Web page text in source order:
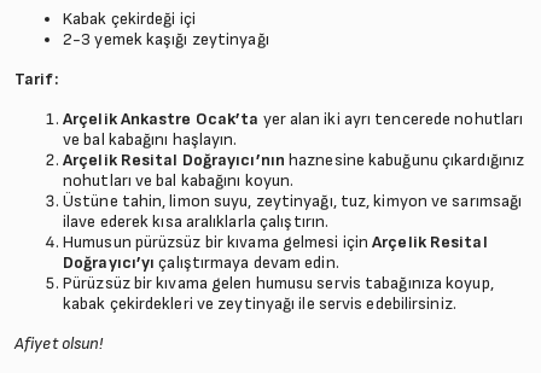
Kabak çekirdeği içi
2-3 yemek kaşığı zeytinyağı
Tarif:
Arçelik Ankastre Ocak’ta yer alan iki ayrı tencerede nohutları
ve bal kabağını haşlayın.
Arçelik Resital Doğrayıcı’nın haznesine kabuğunu çıkardığınız
nohutları ve bal kabağını koyun.
Üstüne tahin, limon suyu, zeytinyağı, tuz, kimyon ve sarımsağı
ilave ederek kısa aralıklarla çalıştırın.
Humusun pürüzsüz bir kıvama gelmesi içinArçelik Resital
Doğrayıcı’yı çalıştırmaya devam edin.
Pürüzsüz bir kıvama gelen humusu servis tabağınıza koyup,
kabak çekirdekleri ve zeytinyağı ile servis edebilirsiniz.
Afiyet olsun!